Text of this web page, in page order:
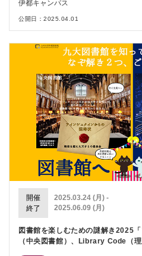
伊都キャンパス
公開日：2025.04.01
開催
終了
2025.03.24 (月) -
2025.06.09 (月)
図書館を楽しむための謎解き2025
（中央図書館）、Library Code（理